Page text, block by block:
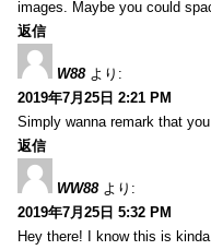
images. Maybe you could
返信
W88 より:
2019年7月25日 2:21 PM
Simply wanna remark that
返信
WW88 より:
2019年7月25日 5:32 PM
Hey there! I know this is